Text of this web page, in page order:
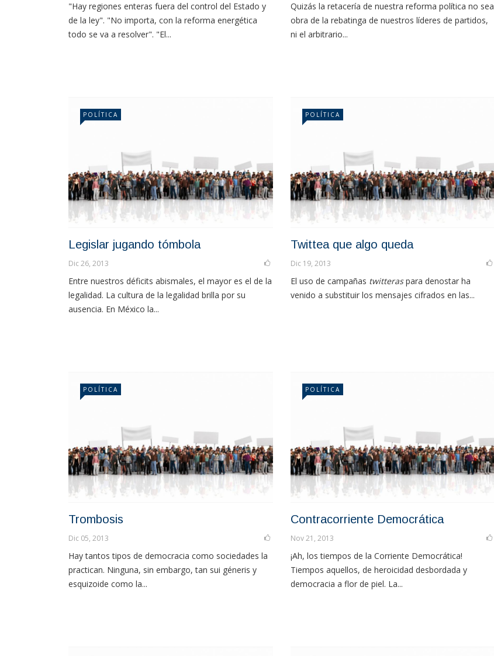
"Hay regiones enteras fuera del control del Estado y
de la ley". "No importa, con la reforma energética
todo se va a resolver". "El...
Quizás la retacería de nuestra reforma política no sea
obra de la rebatinga de nuestros líderes de partidos,
ni el arbitrario...
POLÍTICA
Legislar jugando tómbola
Dic 26, 2013
Entre nuestros déficits abismales, el mayor es el de la
legalidad. La cultura de la legalidad brilla por su
ausencia. En México la...
POLÍTICA
Twittea que algo queda
Dic 19, 2013
El uso de campañas twitteraspara denostar ha
venido a substituir los mensajes cifrados en las...
POLÍTICA
Trombosis
Dic 05, 2013
Hay tantos tipos de democracia como sociedades la
practican. Ninguna, sin embargo, tan sui géneris y
esquizoide como la...
POLÍTICA
Contracorriente Democrática
Nov 21, 2013
¡Ah, los tiempos de la Corriente Democrática!
Tiempos aquellos, de heroicidad desbordada y
democracia a flor de piel. La...